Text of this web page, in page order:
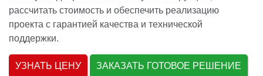
рассчитать стоимость и обеспечить реализацию
проекта с гарантией качества и технической
поддержки.
УЗНАТЬ ЦЕНУ ЗАКАЗАТЬ ГОТОВОЕ РЕШЕНИЕ